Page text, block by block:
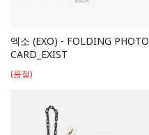
엑소 (EXO) - FOLDING PHOTO
CARD_EXIST
(품절)